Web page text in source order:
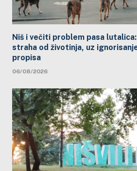
Niš i večiti problem pasa
straha od životinja, uz
propisa
06/08/2026